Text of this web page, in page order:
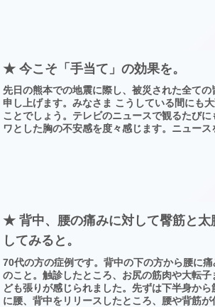
★ 今こそ「手当て」の効果を。
先日の熊本での地震に際し、被災された全て
申し上げます。みなさま こうしている間にも
ことでしょう。テレビのニュースで観るたび
ワとした胸の不安感を度々感じます。ニュース
★ 背中、腰の痛みに対して臀筋と太
してみると。
70代の方の症例です。背中の下の方から腰に
のこと。触診したところ、お尻の筋肉や大転
ども張りが感じられました。先ずは下半身か
に腰、背中をリリースしたところ、腰や背筋が